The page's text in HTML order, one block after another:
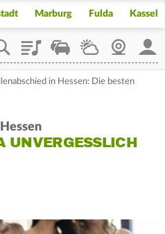
Marburg Fulda Kassel
PlaylistStaupilotWetterWebcam
in Hessen: Die besten
UNVERGESSLICH